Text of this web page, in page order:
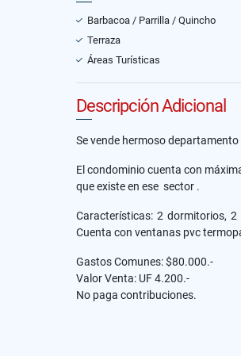
Barbacoa / Parrilla / Quincho
Terraza
Áreas Turísticas
Descripción Adicional
Se vende hermoso
El condominio cuenta con
que existe en ese sector .
Características: 2 dormitorios,
Cuenta con ventanas pvc
Gastos Comunes: $80.000.-
Valor Venta: UF 4.200.-
No paga contribuciones.